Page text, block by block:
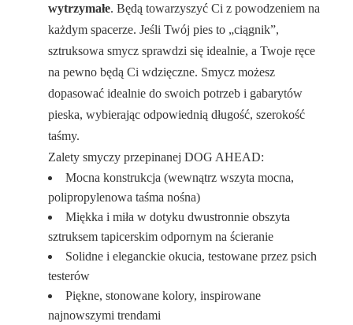
wytrzymałe. Będą towarzyszyć Ci z powodzeniem na
każdym spacerze. Jeśli Twój pies to „ciągnik”,
sztruksowa smycz sprawdzi się idealnie, a Twoje ręce
na pewno będą Ci wdzięczne. Smycz możesz
dopasować idealnie do swoich potrzeb i gabarytów
pieska, wybierając odpowiednią długość, szerokość
taśmy.
Zalety smyczy przepinanej DOG AHEAD:
Mocna konstrukcja (wewnątrz wszyta mocna,
polipropylenowa taśma nośna)
Miękka i miła w dotyku dwustronnie obszyta
sztruksem tapicerskim odpornym na ścieranie
Solidne i eleganckie okucia, testowane przez psich
testerów
Piękne, stonowane kolory, inspirowane
najnowszymi trendami